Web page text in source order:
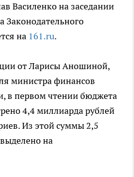
Василенко на заседании
Законодательного
на 161.ru.
от Ларисы Аношиной,
министра финансов
в первом чтении бюджета
4,4 миллиарда рублей
Из этой суммы 2,5
на